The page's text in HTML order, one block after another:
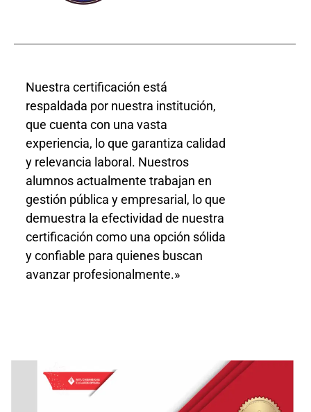
Nuestra certificación está
respaldada por nuestra institución,
que cuenta con una vasta
experiencia, lo que garantiza calidad
y relevancia laboral. Nuestros
alumnos actualmente trabajan en
gestión pública y empresarial, lo que
demuestra la efectividad de nuestra
certificación como una opción sólida
y confiable para quienes buscan
avanzar profesionalmente.»